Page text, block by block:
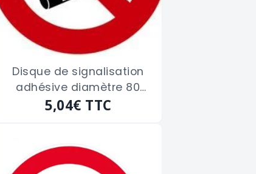
Disque de signalisation
adhésive diamètre 80
"DEFENSE DE FUMER"
5,04€ TTC